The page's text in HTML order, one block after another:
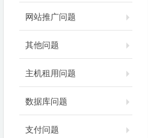
网站推广问题
其他问题
主机租用问题
数据库问题
支付问题